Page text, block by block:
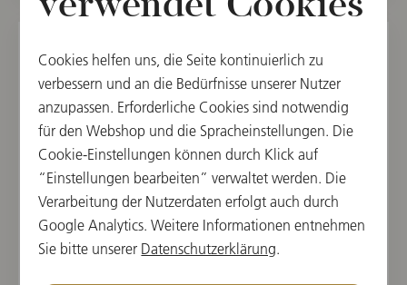
SO, 10. NOVEMBER 2024
Konzert in Fukui
15:00
Harmony Hall, Fukui, Japan
DIRIGENT
Andris Nelsons
WERKE VON
Modest Mussorgski,
Cookies helfen uns, die Seite kontinuierlich zu
verbessern und an die Bedürfnisse unserer Nutzer
anzupassen. Erforderliche Cookies sind notwendig
für den Webshop und die Spracheinstellungen. Die
Cookie-Einstellungen können durch Klick auf
“Einstellungen bearbeiten” verwaltet werden. Die
Verarbeitung der Nutzerdaten erfolgt auch durch
Google Analytics. Weitere Informationen entnehmen
Sie bitte unserer Datenschutzerklärung.